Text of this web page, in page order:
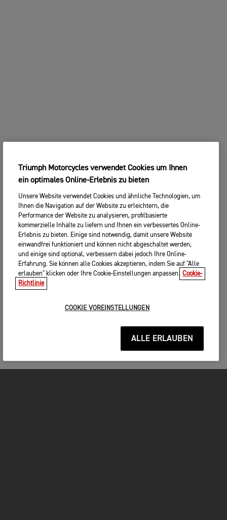
Triumph Motorcycles verwendet Cookies um Ihnen
ein optimales Online-Erlebnis zu bieten
Unsere Website verwendet Cookies und ähnliche Technologien, um
Ihnen die Navigation auf der Website zu erleichtern, die
Performance der Website zu analysieren, profilbasierte
kommerzielle Inhalte zu liefern und Ihnen ein verbessertes Online-
Erlebnis zu bieten. Einige sind notwendig, damit unsere Website
einwandfrei funktioniert und können nicht abgeschaltet werden,
und einige sind optional, verbessern dabei jedoch Ihre Online-
Erfahrung. Sie können alle Cookies akzeptieren, indem Sie auf "Alle
erlauben" klicken oder Ihre Cookie-Einstellungen anpassen. Cookie-
Richtlinie
COOKIE VOREINSTELLUNGEN
ALLE ERLAUBEN